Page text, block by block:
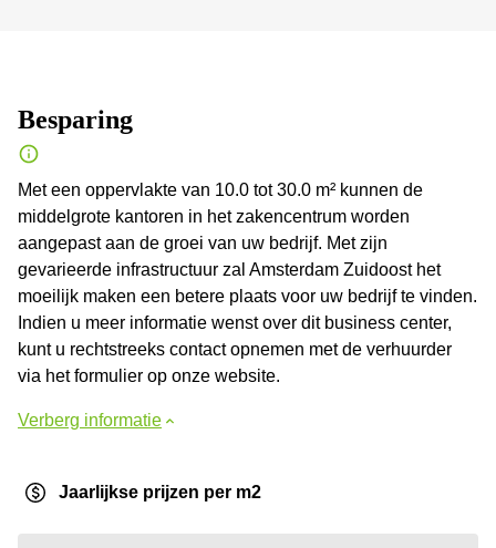
Besparing
Met een oppervlakte van 10.0 tot 30.0 m² kunnen de
middelgrote kantoren in het zakencentrum worden
aangepast aan de groei van uw bedrijf. Met zijn
gevarieerde infrastructuur zal Amsterdam Zuidoost het
moeilijk maken een betere plaats voor uw bedrijf te vinden.
Indien u meer informatie wenst over dit business center,
kunt u rechtstreeks contact opnemen met de verhuurder
via het formulier op onze website.
Verberg informatie
Jaarlijkse prijzen per m2